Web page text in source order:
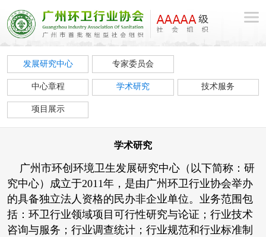
发展研究中心 专家委员会
中心章程 学术研究 技术服务
项目展示
学术研究
广州市环创环境卫生发展研究中心（以下简称：研
究中心）成立于2011年，是由广州环卫行业协会举办
的具备独立法人资格的民办非企业单位。业务范围包
括：环卫行业领域项目可行性研究与论证；行业技术
咨询与服务；行业调查统计；行业规范和行业标准制